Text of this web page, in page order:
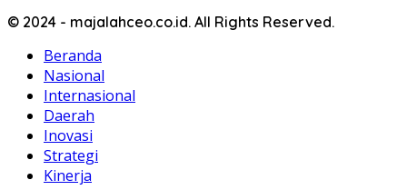
© 2024 - majalahceo.co.id. All Rights Reserved.
Beranda
Nasional
Internasional
Daerah
Inovasi
Strategi
Kinerja